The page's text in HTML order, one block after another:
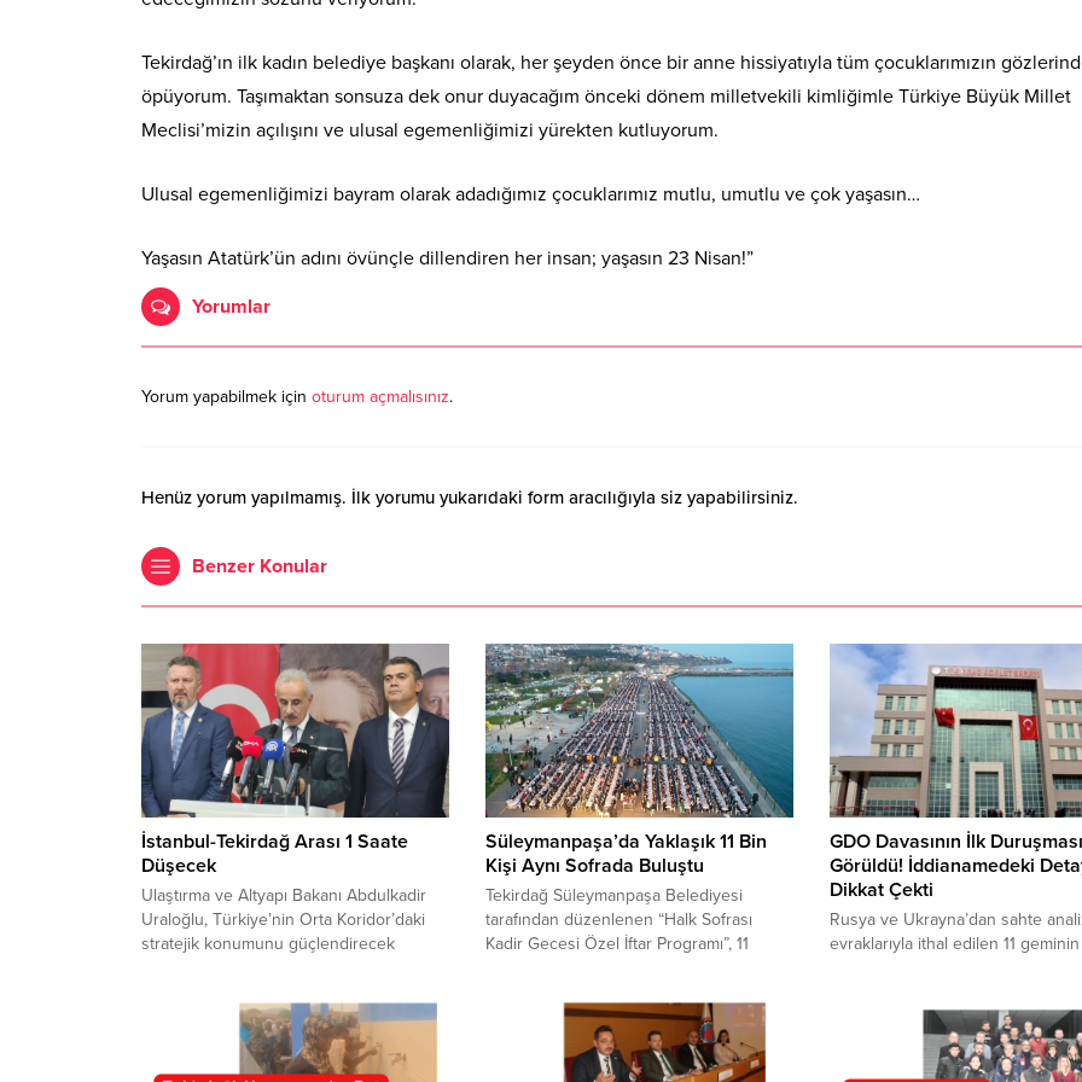
Tekirdağ’ın ilk kadın belediye başkanı olarak, her şeyden önce bir anne hissiyatıyla tüm çocuklarımızın
öpüyorum. Taşımaktan sonsuza dek onur duyacağım önceki dönem milletvekili kimliğimle Türkiye Büyük Millet
Meclisi’mizin açılışını ve ulusal egemenliğimizi yürekten kutluyorum.
Ulusal egemenliğimizi bayram olarak adadığımız çocuklarımız mutlu, umutlu ve çok yaşasın…
Yaşasın Atatürk’ün adını övünçle dillendiren her insan; yaşasın 23 Nisan!”
Yorumlar
Yorum yapabilmek için oturum açmalısınız.
Henüz yorum yapılmamış. İlk yorumu yukarıdaki form aracılığıyla siz yapabilirsiniz.
Benzer Konular
İstanbul-Tekirdağ Arası 1 Saate
Düşecek
Ulaştırma ve Altyapı Bakanı Abdulkadir
Uraloğlu, Türkiye’nin Orta Koridor’daki
stratejik konumunu güçlendirecek
Hattı’nda test sürüşlerinin başladığını
açıkladı. Kınalı-Malkara Otoyolu’nun da
tamamlanmasıyla İstanbul-Tekirdağ ulaşım
Süleymanpaşa’da Yaklaşık 11 Bin
Kişi Aynı Sofrada Buluştu
Tekirdağ Süleymanpaşa Belediyesi
tarafından düzenlenen “Halk Sofrası
Kadir Gecesi Özel İftar Programı”, 11
gösterileri ve geleneksel Ramazan
etkinliklerinin yer aldığı programda
vatandaşlar hem iftar yaptı hem de
GDO Davasının İlk Duruşması
Görüldü! İddianamedeki
Dikkat Çekti
Rusya ve Ukrayna’dan sahte
evraklarıyla ithal edilen 11 geminin
görüldü. 17 kişinin yargılandığı
sanıklar, kanuna aykırı evrak
düzenlenmediğini, ürünlerde ise